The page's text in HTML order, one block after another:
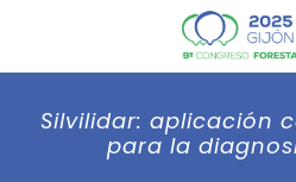
Silvilidar: aplicación
para la